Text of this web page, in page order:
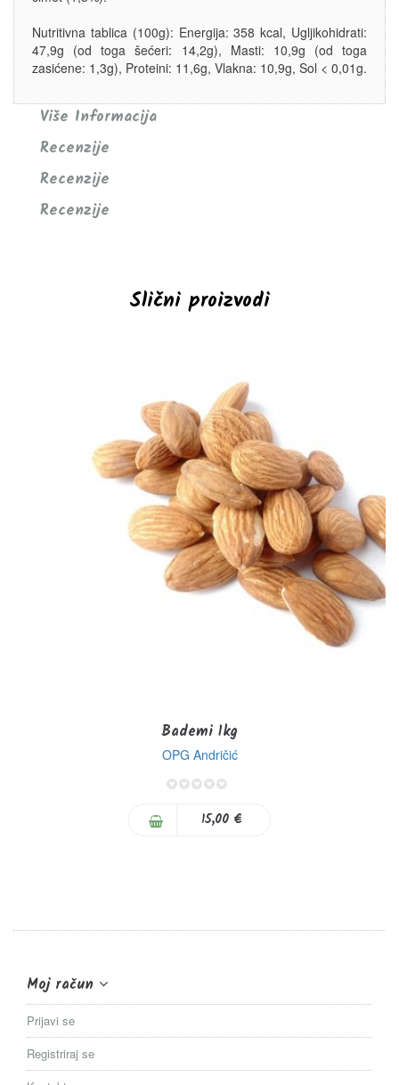
Nutritivna tablica (100g): Energija: 358 kcal, Ugljikohidrati:
47,9g (od toga šećeri: 14,2g), Masti: 10,9g (od toga
zasićene: 1,3g), Proteini: 11,6g, Vlakna: 10,9g, Sol < 0,01g.
Više Informacija
Recenzije
Recenzije
Recenzije
Slični proizvodi
Bademi 1kg
OPG Andričić
15,00 €
Moj račun
Prijavi se
Registriraj se